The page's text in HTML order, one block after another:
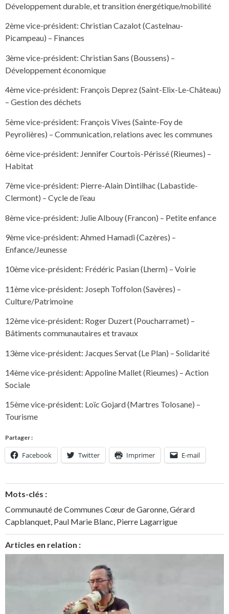
Développement durable, et transition énergétique/mobilité
2ème vice-président: Christian Cazalot (Castelnau-
Picampeau) – Finances
3ème vice-président: Christian Sans (Boussens) –
Développement économique
4ème vice-président: François Deprez (Saint-Elix-Le-Château)
– Gestion des déchets
5ème vice-président: François Vives (Sainte-Foy de
Peyrolières) – Communication, relations avec les communes
6ème vice-président: Jennifer Courtois-Périssé (Rieumes) –
Habitat
7ème vice-président: Pierre-Alain Dintilhac (Labastide-
Clermont) – Cycle de l’eau
8ème vice-président: Julie Albouy (Francon) – Petite enfance
9ème vice-président: Ahmed Hamadi (Cazères) –
Enfance/Jeunesse
10ème vice-président: Frédéric Pasian (Lherm) – Voirie
11ème vice-président: Joseph Toffolon (Savères) –
Culture/Patrimoine
12ème vice-président: Roger Duzert (Poucharramet) –
Bâtiments communautaires et travaux
13ème vice-président: Jacques Servat (Le Plan) – Solidarité
14ème vice-président: Appoline Mallet (Rieumes) – Action
Sociale
15ème vice-président: Loïc Gojard (Martres Tolosane) –
Tourisme
Partager :
Facebook Twitter Imprimer E-mail
Mots-clés :
Communauté de Communes Cœur de Garonne,Gérard
Capblanquet, Paul Marie Blanc, Pierre Lagarrigue
Articles en relation :